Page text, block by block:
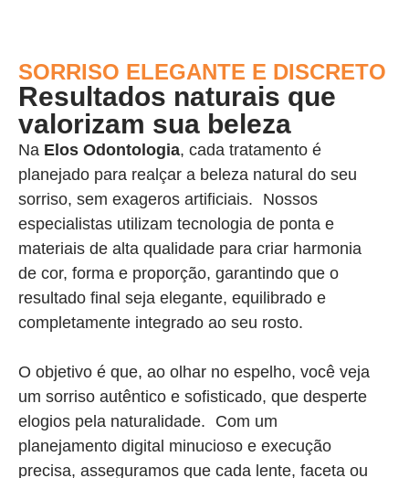
SORRISO ELEGANTE E DISCRETO
Resultados naturais que
valorizam sua beleza
Na Elos Odontologia, cada tratamento é
planejado para realçar a beleza natural do seu
sorriso, sem exageros artificiais. Nossos
especialistas utilizam tecnologia de ponta e
materiais de alta qualidade para criar harmonia
de cor, forma e proporção, garantindo que o
resultado final seja elegante, equilibrado e
completamente integrado ao seu rosto.
O objetivo é que, ao olhar no espelho, você veja
um sorriso autêntico e sofisticado, que desperte
elogios pela naturalidade. Com um
planejamento digital minucioso e execução
precisa, asseguramos que cada lente, faceta ou